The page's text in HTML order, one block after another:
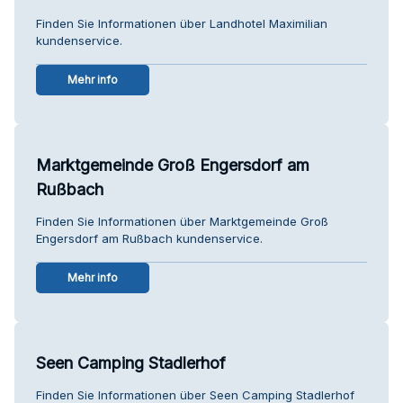
Finden Sie Informationen über Landhotel Maximilian
kundenservice.
Mehr info
Marktgemeinde Groß Engersdorf am
Rußbach
Finden Sie Informationen über Marktgemeinde Groß
Engersdorf am Rußbach kundenservice.
Mehr info
Seen Camping Stadlerhof
Finden Sie Informationen über Seen Camping Stadlerhof